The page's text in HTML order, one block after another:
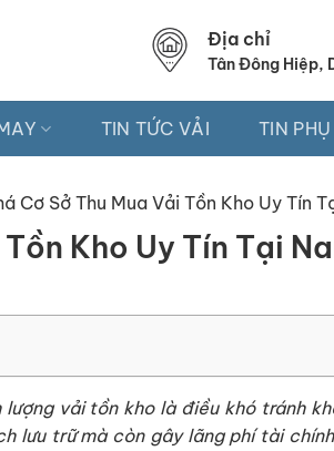
Địa chỉ
Tân Đông Hiệp,
TIN TỨC VẢI TIN
Cơ Sở Thu Mua Vải Tồn Kho Uy Tín
Kho Uy Tín Tại
vải tồn kho là điều khó tránh
lưu trữ mà còn gây lãng phí tài